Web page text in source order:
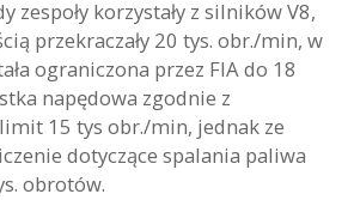
zespoły korzystały z silników V8,
przekraczały 20 tys. obr./min, w
ograniczona przez FIA do 18
napędowa zgodnie z
15 tys obr./min, jednak ze
dotyczące spalania paliwa
obrotów.